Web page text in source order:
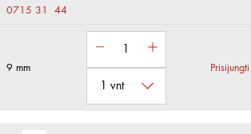
0715 31 44
9 mm